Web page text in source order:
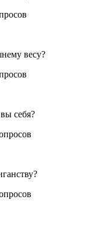
весу?
себя?